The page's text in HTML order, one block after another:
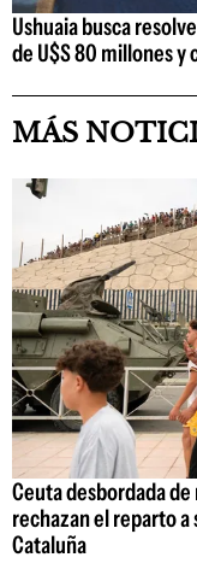
Ushuaia busca
de U$S 80 millones y
MÁS
Ceuta desbordada
rechazan el reparto a
Cataluña